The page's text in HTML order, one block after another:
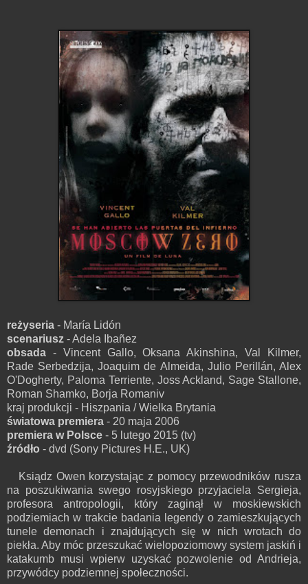
reżyseria - María Lidón
scenariusz - Adela Ibañez
obsada - Vincent Gallo, Oksana Akinshina, Val Kilmer,
Rade Serbedzija, Joaquim de Almeida, Julio Perillán, Alex
O'Dogherty, Paloma Terriente, Joss Ackland, Sage Stallone,
Roman Shamko, Borja Romaniv
kraj produkcji - Hiszpania / Wielka Brytania
światowa premiera - 20 maja 2006
premiera w Polsce - 5 lutego 2015 (tv)
źródło - dvd (Sony Pictures H.E., UK)
Ksiądz Owen korzystając z pomocy przewodników rusza
na poszukiwania swego rosyjskiego przyjaciela Sergieja,
profesora antropologii, który zaginął w moskiewskich
podziemiach w trakcie badania legendy o zamieszkujących
tunele demonach i znajdujących się w nich wrotach do
piekła. Aby móc przeszukać wielopoziomowy system jaskiń i
katakumb musi wpierw uzyskać pozwolenie od Andrieja,
przywódcy podziemnej społeczności.